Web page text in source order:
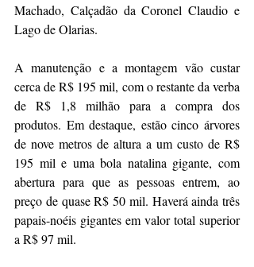
Machado, Calçadão da Coronel Claudio e
Lago de Olarias.
A manutenção e a montagem vão custar
cerca de R$ 195 mil, com o restante da verba
de R$ 1,8 milhão para a compra dos
produtos. Em destaque, estão cinco árvores
de nove metros de altura a um custo de R$
195 mil e uma bola natalina gigante, com
abertura para que as pessoas entrem, ao
preço de quase R$ 50 mil. Haverá ainda três
papais-noéis gigantes em valor total superior
a R$ 97 mil.